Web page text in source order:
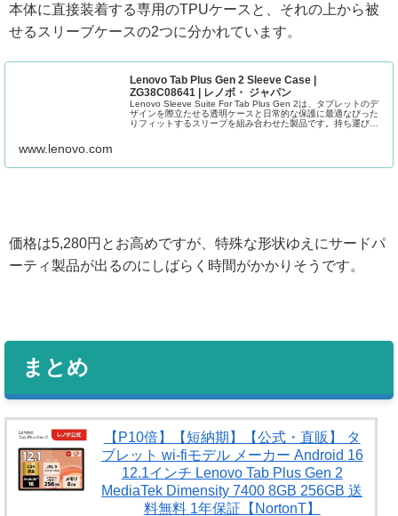
本体に直接装着する専用のTPUケースと、それの上から被
せるスリーブケースの2つに分かれています。
Lenovo Tab Plus Gen 2 Sleeve Case |
ZG38C08641 | レノボ・ ジャパン
Lenovo Sleeve Suite For Tab Plus Gen 2は、タブレットのデ
ザインを際立たせる透明ケースと日常的な保護に最適なぴった
りフィットするスリーブを組み合わせた製品です。持ち運びに
www.lenovo.com
価格は5,280円とお高めですが、特殊な形状ゆえにサードパ
ーティ製品が出るのにしばらく時間がかかりそうです。
まとめ
【P10倍】【短納期】【公式・直販】 タ
ブレット wi-fiモデル メーカー Android 16
12.1インチ Lenovo Tab Plus Gen 2
MediaTek Dimensity 7400 8GB 256GB 送
料無料 1年保証【NortonT】